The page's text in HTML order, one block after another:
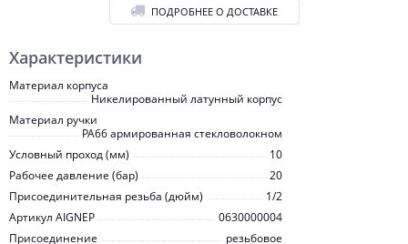
Характеристики
Материал корпуса
Никелированный латунный корпус
Материал ручки
PA66 армированная стекловолокном
Условный проход (мм)
10
Рабочее давление (бар)
20
Присоединительная резьба (дюйм)
1/2
Артикул AIGNEP
0630000004
Присоединение
резьбовое
ПОДРОБНЕЕ О ДОСТАВКЕ